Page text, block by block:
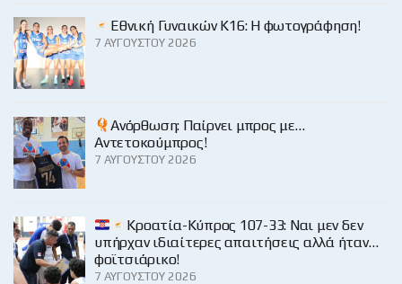
Εθνική Γυναικών Κ16: Η φωτογράφηση!
7 ΑΥΓΟΎΣΤΟΥ 2026
Ανόρθωση: Παίρνει μπρος με…
Αντετοκούμπρος!
7 ΑΥΓΟΎΣΤΟΥ 2026
Κροατία-Κύπρος 107-33: Ναι μεν δεν
υπήρχαν ιδιαίτερες απαιτήσεις αλλά ήταν…
φοϊτσιάρικο!
7 ΑΥΓΟΎΣΤΟΥ 2026